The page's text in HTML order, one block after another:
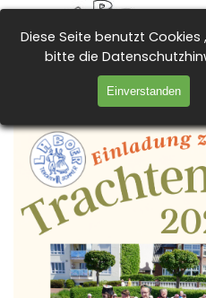
Diese Seite benutzt Cookies
bitte die
Einverstanden
Direkt zum Seiteninhalt
Tanz- und
Menü